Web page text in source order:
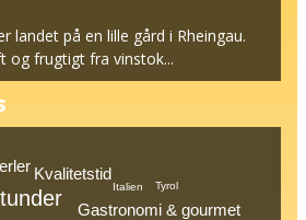
landet på en lille gård i Rheingau.
og frugtigt fra vinstok...
Gastronomi & gourmet
Kvalitetstid
Italien Tyrol